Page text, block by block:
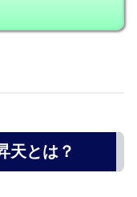
天とは？